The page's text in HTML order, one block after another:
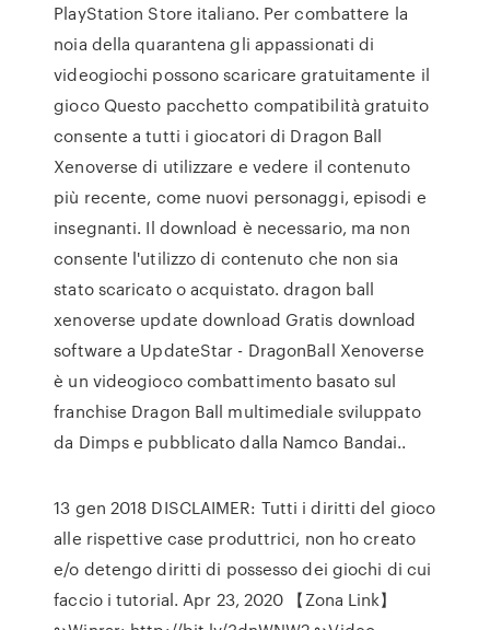
PlayStation Store italiano. Per combattere la
noia della quarantena gli appassionati di
videogiochi possono scaricare gratuitamente il
gioco Questo pacchetto compatibilità gratuito
consente a tutti i giocatori di Dragon Ball
Xenoverse di utilizzare e vedere il contenuto
più recente, come nuovi personaggi, episodi e
insegnanti. Il download è necessario, ma non
consente l'utilizzo di contenuto che non sia
stato scaricato o acquistato. dragon ball
xenoverse update download Gratis download
software a UpdateStar - DragonBall Xenoverse
è un videogioco combattimento basato sul
franchise Dragon Ball multimediale sviluppato
da Dimps e pubblicato dalla Namco Bandai..
13 gen 2018 DISCLAIMER: Tutti i diritti del gioco
alle rispettive case produttrici, non ho creato
e/o detengo diritti di possesso dei giochi di cui
faccio i tutorial. Apr 23, 2020 【Zona Link】